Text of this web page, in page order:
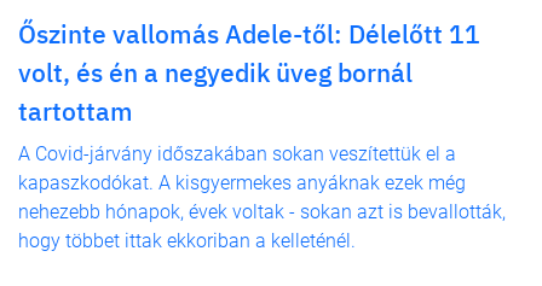
Őszinte vallomás Adele-től: Délelőtt 11
volt, és én a negyedik üveg bornál
tartottam
A Covid-járvány időszakában sokan veszítettük el a
kapaszkodókat. A kisgyermekes anyáknak ezek még
nehezebb hónapok, évek voltak - sokan azt is bevallották,
hogy többet ittak ekkoriban a kelleténél.